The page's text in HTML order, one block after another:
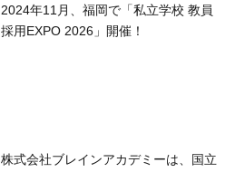
2024年11月、福岡で「私立学校 教員
採用EXPO 2026」開催！
株式会社ブレインアカデミーは、国立